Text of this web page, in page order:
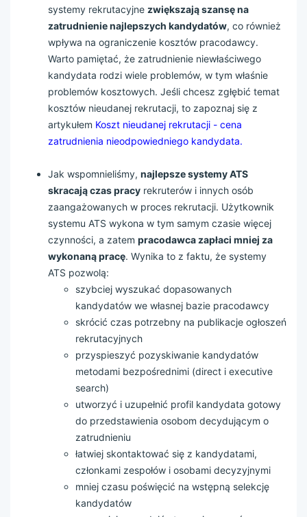
systemy rekrutacyjne zwiększają szansę na
zatrudnienie najlepszych kandydatów, co również
wpływa na ograniczenie kosztów pracodawcy.
Warto pamiętać, że zatrudnienie niewłaściwego
kandydata rodzi wiele problemów, w tym właśnie
problemów kosztowych. Jeśli chcesz zgłębić temat
kosztów nieudanej rekrutacji, to zapoznaj się z
artykułem Koszt nieudanej rekrutacji - cena
zatrudnienia nieodpowiedniego kandydata.
Jak wspomnieliśmy, najlepsze systemy ATS
skracają czas pracy rekruterów i innych osób
zaangażowanych w proces rekrutacji. Użytkownik
systemu ATS wykona w tym samym czasie więcej
czynności, a zatem pracodawca zapłaci mniej za
wykonaną pracę. Wynika to z faktu, że systemy
ATS pozwolą:
szybciej wyszukać dopasowanych
kandydatów we własnej bazie pracodawcy
skrócić czas potrzebny na publikacje ogłoszeń
rekrutacyjnych
przyspieszyć pozyskiwanie kandydatów
metodami bezpośrednimi (direct i executive
search)
utworzyć i uzupełnić profil kandydata gotowy
do przedstawienia osobom decydującym o
zatrudnieniu
łatwiej skontaktować się z kandydatami,
członkami zespołów i osobami decyzyjnymi
mniej czasu poświęcić na wstępną selekcję
kandydatów